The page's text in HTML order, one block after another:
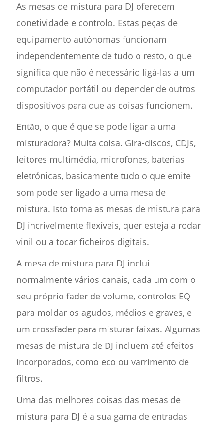
As mesas de mistura para DJ oferecem
conetividade e controlo. Estas peças de
equipamento autónomas funcionam
independentemente de tudo o resto, o que
significa que não é necessário ligá-las a um
computador portátil ou depender de outros
dispositivos para que as coisas funcionem.
Então, o que é que se pode ligar a uma
misturadora? Muita coisa. Gira-discos, CDJs,
leitores multimédia, microfones, baterias
eletrónicas, basicamente tudo o que emite
som pode ser ligado a uma mesa de
mistura. Isto torna as mesas de mistura para
DJ incrivelmente flexíveis, quer esteja a rodar
vinil ou a tocar ficheiros digitais.
A mesa de mistura para DJ inclui
normalmente vários canais, cada um com o
seu próprio fader de volume, controlos EQ
para moldar os agudos, médios e graves, e
um crossfader para misturar faixas. Algumas
mesas de mistura de DJ incluem até efeitos
incorporados, como eco ou varrimento de
filtros.
Uma das melhores coisas das mesas de
mistura para DJ é a sua gama de entradas